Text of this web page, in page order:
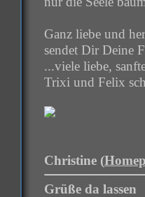
Ganz liebe und
sendet Dir Deine
...viele liebe,
Trixi und Felix
Christine (
Grüße da lassen